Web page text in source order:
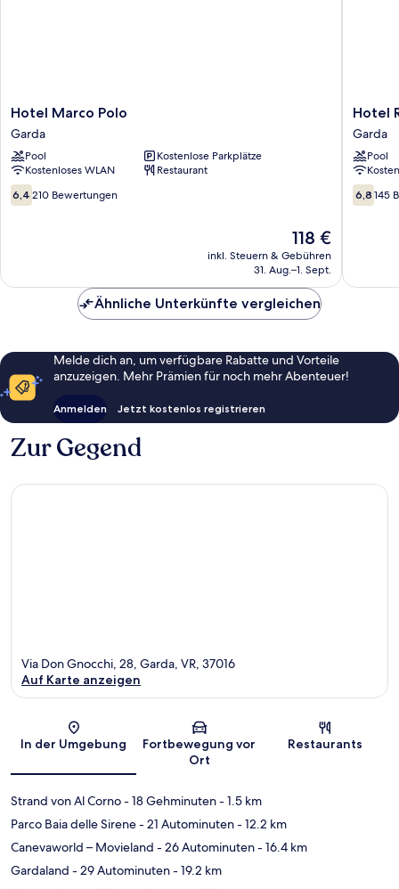
Hotel
Marco
Polo
Garda
Hotel Marco Polo
Garda
Pool
Kostenlose Parkplätze
Kostenloses WLAN
Restaurant
6.4
von
6,4 210 Bewertungen
Der
Preis
beträgt
118 €
inkl. Steuern & Gebühren
31. Aug.–1. Sept.
Hotel
Royal
Garda
Hotel
Garda
Pool
6.8
von
6,8 145
Ähnliche Unterkünfte vergleichen
Melde dich an, um verfügbare Rabatte und Vorteile
anzuzeigen. Mehr Prämien für noch mehr Abenteuer!
Anmelden Jetzt kostenlos registrieren
Zur Gegend
Karte
Via Don Gnocchi, 28, Garda, VR, 37016
Auf Karte anzeigen
In der Umgebung
Fortbewegung vor
Ort
Restaurants
Strand von Al Corno- 18 Gehminuten- 1.5 km
Parco Baia delle Sirene- 21 Autominuten- 12.2 km
Canevaworld – Movieland - 26 Autominuten- 16.4 km
Gardaland - 29 Autominuten- 19.2 km